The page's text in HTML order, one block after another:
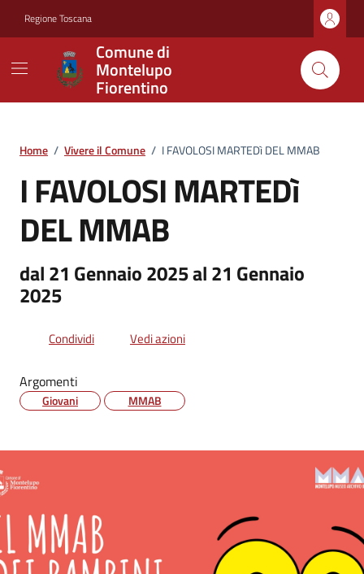
Regione Toscana
Comune di
Montelupo
Fiorentino
Home / Vivere il Comune / I FAVOLOSI MARTEDì DEL MMAB
I FAVOLOSI MARTEDì
DEL MMAB
dal 21 Gennaio 2025 al 21 Gennaio
2025
Condividi Vedi azioni
Argomenti
Giovani MMAB